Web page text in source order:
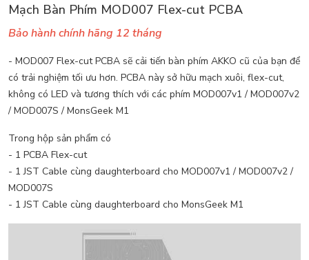
Mạch Bàn Phím MOD007 Flex-cut PCBA
Bảo hành chính hãng 12 tháng
- MOD007 Flex-cut PCBA sẽ cải tiến bàn phím AKKO cũ của bạn để
có trải nghiệm tối ưu hơn. PCBA này sở hữu mạch xuôi, flex-cut,
không có LED và tương thích với các phím MOD007v1 / MOD007v2
/ MOD007S / MonsGeek M1
Trong hộp sản phẩm có
- 1 PCBA Flex-cut
- 1 JST Cable cùng daughterboard cho MOD007v1 / MOD007v2 /
MOD007S
- 1 JST Cable cùng daughterboard cho MonsGeek M1